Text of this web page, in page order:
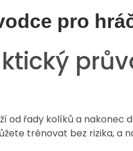
pro
od řady kolíků a nakonec
trénovat bez rizika, a